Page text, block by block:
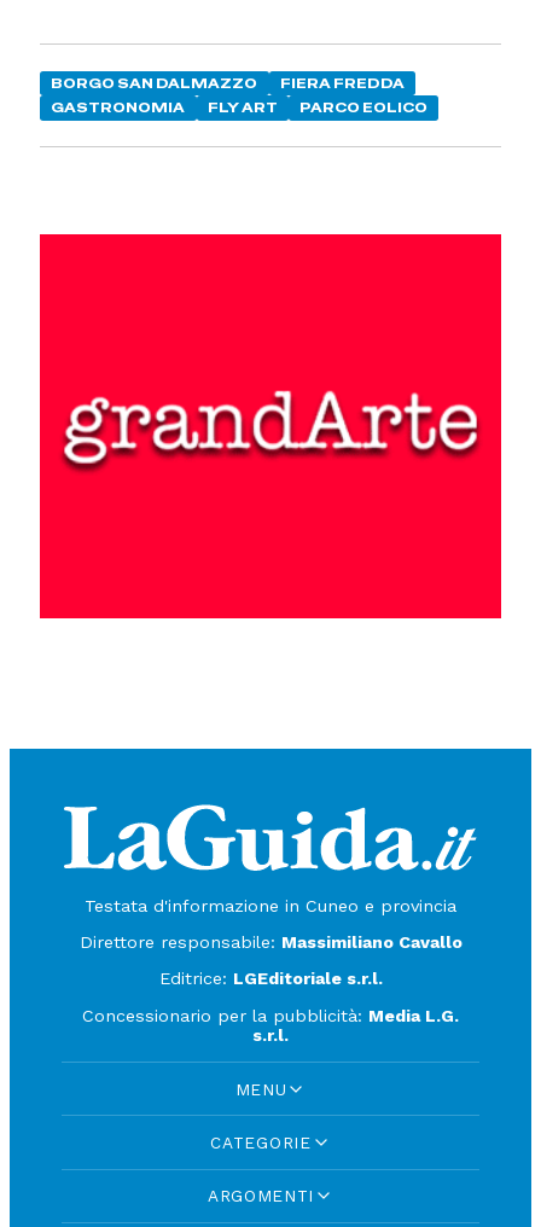
BORGO SAN DALMAZZO
FIERA FREDDA
GASTRONOMIA
FLY ART PARCO EOLICO
Testata d'informazione in Cuneo e provincia
Direttore responsabile: Massimiliano Cavallo
Editrice: LGEditoriale s.r.l.
Concessionario per la pubblicità: Media L.G.
s.r.l.
MENU
CATEGORIE
ARGOMENTI